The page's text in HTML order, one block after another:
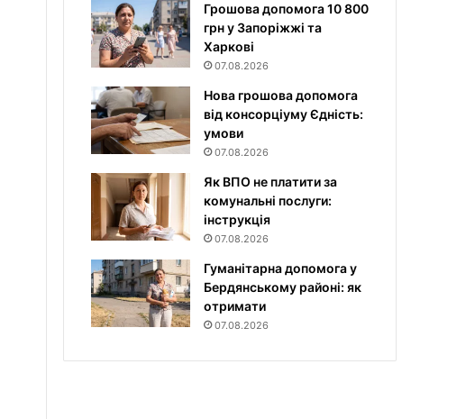
Грошова допомога 10 800
грн у Запоріжжі та
Харкові
07.08.2026
Нова грошова допомога
від консорціуму Єдність:
умови
07.08.2026
Як ВПО не платити за
комунальні послуги:
інструкція
07.08.2026
Гуманітарна допомога у
Бердянському районі: як
отримати
07.08.2026